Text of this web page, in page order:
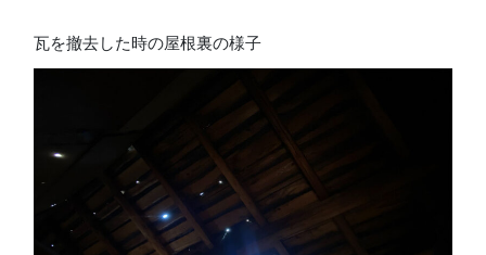
瓦を撤去した時の屋根裏の様子